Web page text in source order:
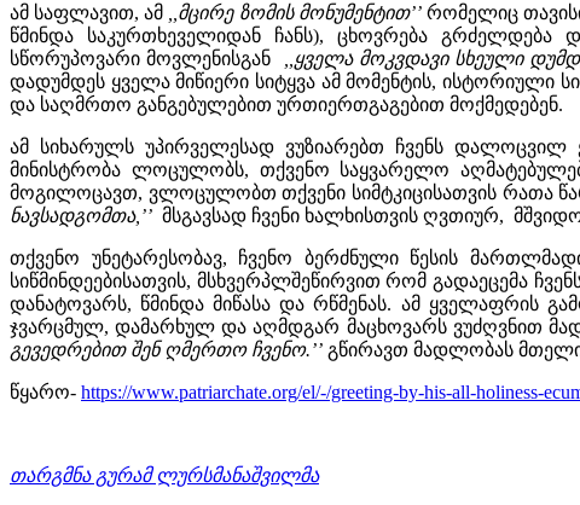
ამ საფლავით, ამ ,,მცირე ზომის მონუმენტით’’რომელიც
წმინდა საკურთხეველიდან ჩანს), ცხოვრება გრძელდება
სწორუპოვარი მოვლენისგან
,,ყველა მოკვდავი სხეული
დადუმდეს ყველა მიწიერი სიტყვა ამ მომენტის, ისტორიული
და საღმრთო განგებულებით ურთიერთგაგებით მოქმედებენ.
ამ სიხარულს უპირველესად ვუზიარებთ ჩვენს
მინისტრობა ლოცულობს, თქვენო საყვარელო
მოგილოცავთ, ვლოცულობთ თქვენი სიმტკიცისათვის რათა
ნავსადგომთა,’’ მსგავსად ჩვენი ხალხისთვის ღვთიურ,
თქვენო უნეტარესობავ, ჩვენო ბერძნული წესის
სიწმინდეებისათვის, მსხვერპლშეწირვით რომ გადაეცემა
დანატოვარს, წმინდა მიწასა და რწმენას. ამ ყველაფრის
ჯვარცმულ, დამარხულ და აღმდგარ მაცხოვარს ვუძღვნით
გევედრებით შენ ღმერთო ჩვენო.’’ გწირავთ მადლობას
წყარო- https://www.patriarchate.org/el/-/greeting-by-his-all-holiness-
თარგმნა გურამ ლურსმანაშვილმა